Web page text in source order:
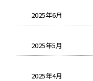
2025年6月
2025年5月
2025年4月